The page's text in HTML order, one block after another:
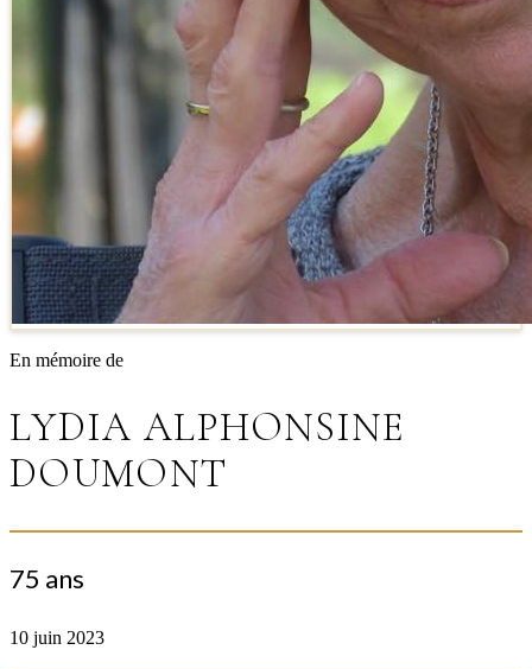
En mémoire de
LYDIA ALPHONSINE
DOUMONT
75 ans
10 juin 2023